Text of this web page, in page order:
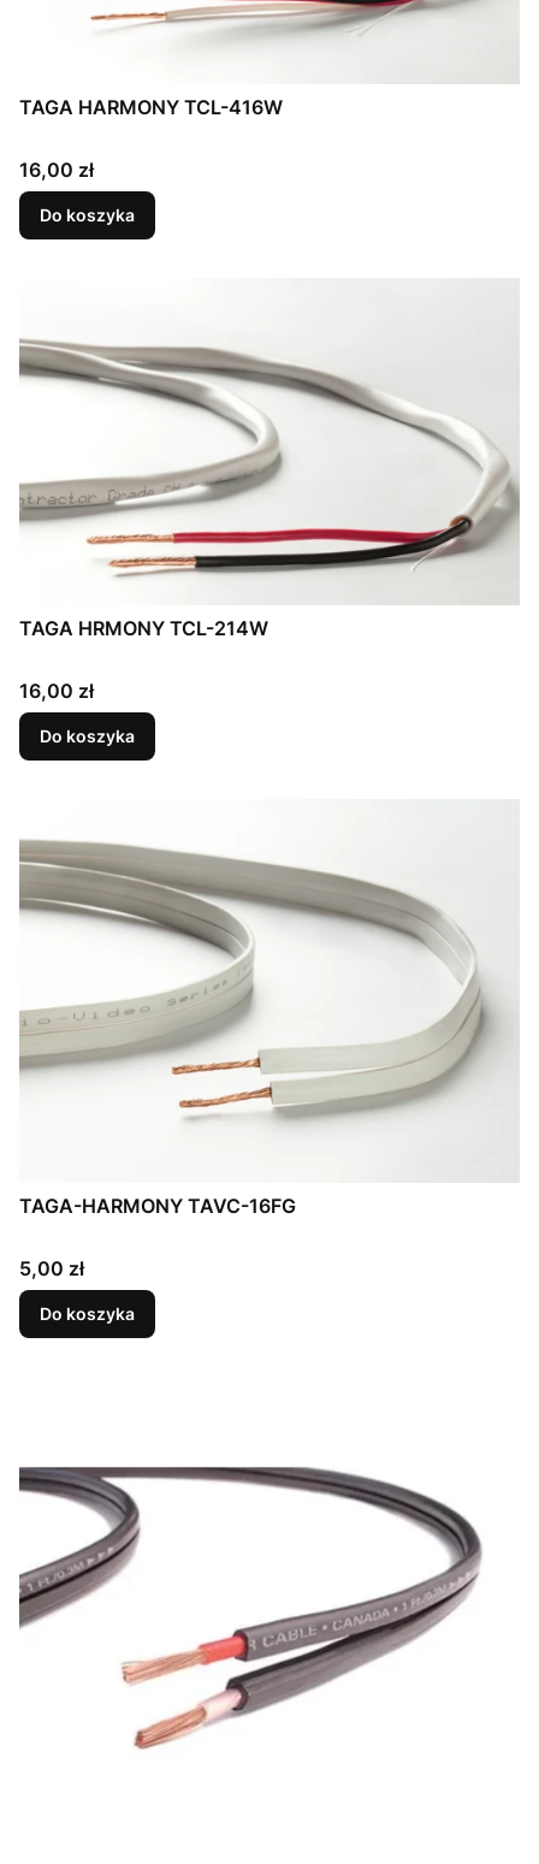
TAGA HARMONY TCL-416W
Cena
16,00 zł
Do koszyka
TAGA HRMONY TCL-214W
Cena
16,00 zł
Do koszyka
TAGA-HARMONY TAVC-16FG
Cena
5,00 zł
Do koszyka